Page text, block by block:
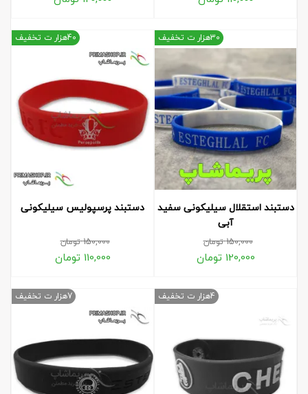
دستبند استقلال سیلیکونی سفید
آبی
150,000تومان
120,000 تومان
30هزار ت تخفیف
دستبند پرسپولیس سیلیکونی
150,000تومان
110,000 تومان
40هزار ت تخفیف
4هزار ت تخفیف 7هزار ت تخفیف